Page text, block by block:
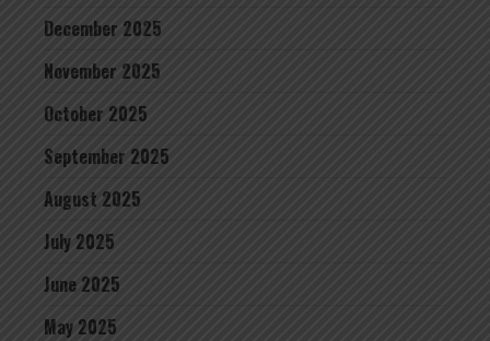
December 2025
November 2025
October 2025
September 2025
August 2025
July 2025
June 2025
May 2025